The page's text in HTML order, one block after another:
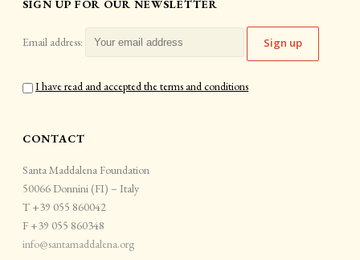
SIGN UP FOR OUR NEWSLETTER
Email address:
I have read and accepted the terms and conditions
CONTACT
Santa Maddalena Foundation
50066 Donnini (FI) – Italy
T +39 055 860042
F +39 055 860348
info@santamaddalena.org